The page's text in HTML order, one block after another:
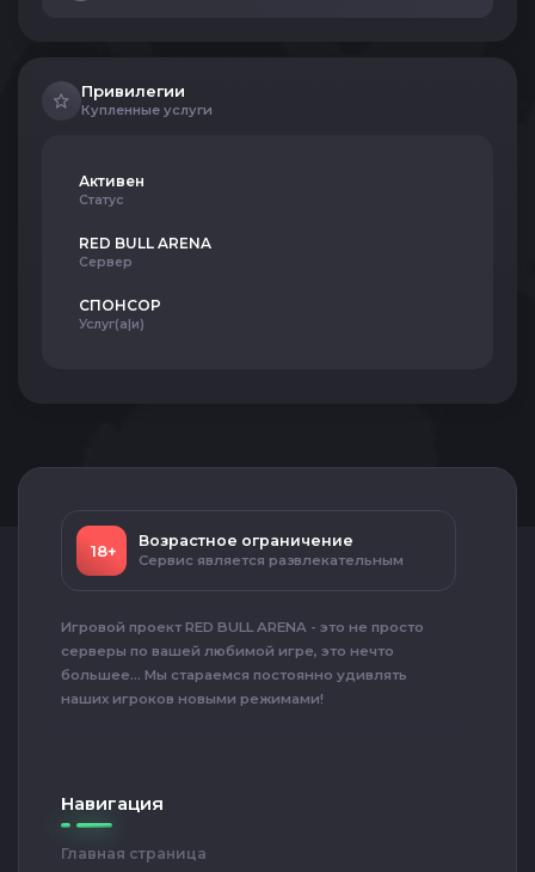
Привилегии
Купленные услуги
Активен
Статус
RED BULL ARENA
Сервер
СПОНСОР
Услуг(а|и)
18+
Возрастное ограничение
Сервис является развлекательным
Игровой проект RED BULL ARENA - это не просто
серверы по вашей любимой игре, это нечто
большее... Мы стараемся постоянно удивлять
наших игроков новыми режимами!
Навигация
Главная страница